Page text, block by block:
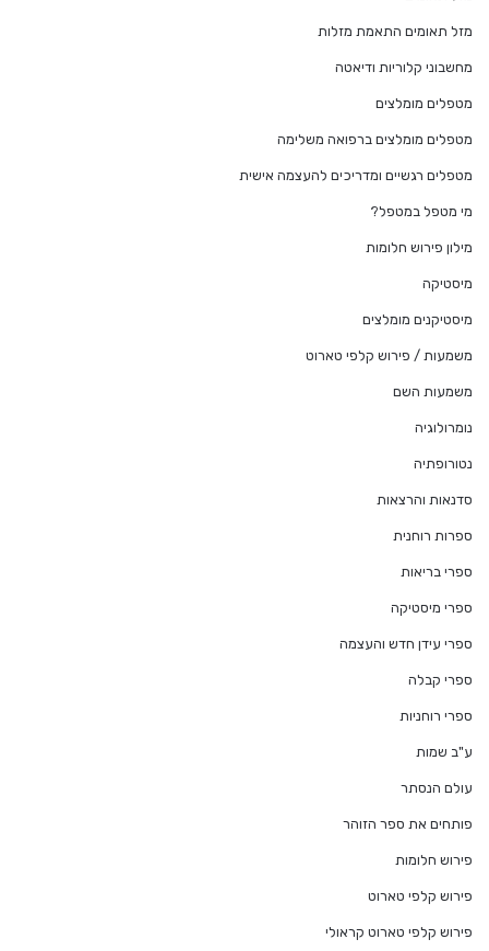
מזל תאומים התאמת מזלות
מחשבוני קלוריות ודיאטה
מטפלים מומלצים
מטפלים מומלצים ברפואה משלימה
מטפלים רגשיים ומדריכים להעצמה אישית
מי מטפל במטפל?
מילון פירוש חלומות
מיסטיקה
מיסטיקנים מומלצים
משמעות / פירוש קלפי טארוט
משמעות השם
נומרולוגיה
נטורופתיה
סדנאות והרצאות
ספרות רוחנית
ספרי בריאות
ספרי מיסטיקה
ספרי עידן חדש והעצמה
ספרי קבלה
ספרי רוחניות
ע"ב שמות
עולם הנסתר
פותחים את ספר הזוהר
פירוש חלומות
פירוש קלפי טארוט
פירוש קלפי טארוט קראולי